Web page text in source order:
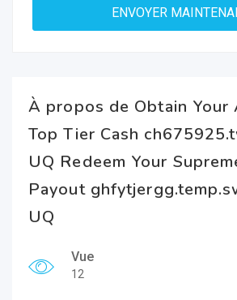
À propos de Obtain Your
Top Tier Cash
UQ Redeem Your
Payout
UQ
Vue
12